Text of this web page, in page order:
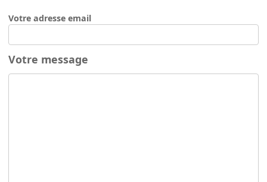
Votre adresse email
Votre message